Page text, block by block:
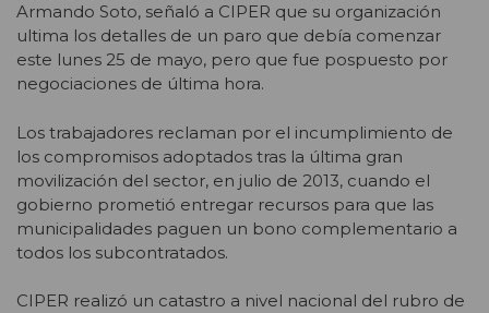
Armando Soto, señaló a CIPER que su organización
ultima los detalles de un paro que debía comenzar
este lunes 25 de mayo, pero que fue pospuesto por
negociaciones de última hora.
Los trabajadores reclaman por el incumplimiento de
los compromisos adoptados tras la última gran
movilización del sector, en julio de 2013, cuando el
gobierno prometió entregar recursos para que las
municipalidades paguen un bono complementario a
todos los subcontratados.
CIPER realizó un catastro a nivel nacional del rubro de